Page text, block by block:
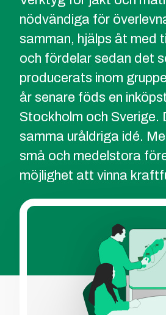
nödvändiga för
samman, hjälps åt med
och fördelar sedan det
producerats inom
år senare föds en
Stockholm och Sverige.
samma uråldriga idé.
små och medelstora
möjlighet att vinna